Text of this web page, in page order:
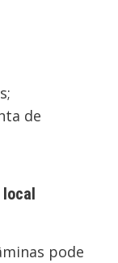
de
local
pode